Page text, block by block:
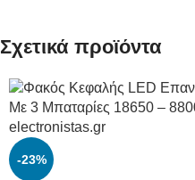
Σχετικά προϊόντα
-23%